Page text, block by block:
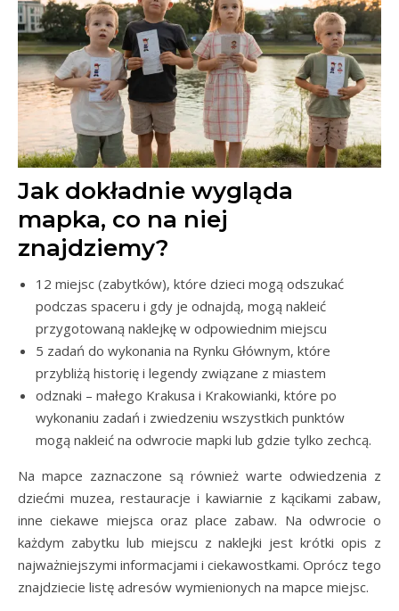
Jak dokładnie wygląda
mapka, co na niej
znajdziemy?
12 miejsc (zabytków), które dzieci mogą odszukać
podczas spaceru i gdy je odnajdą, mogą nakleić
przygotowaną naklejkę w odpowiednim miejscu
5 zadań do wykonania na Rynku Głównym, które
przybliżą historię i legendy związane z miastem
odznaki – małego Krakusa i Krakowianki, które po
wykonaniu zadań i zwiedzeniu wszystkich punktów
mogą nakleić na odwrocie mapki lub gdzie tylko zechcą.
Na mapce zaznaczone są również warte odwiedzenia z
dziećmi muzea, restauracje i kawiarnie z kącikami zabaw,
inne ciekawe miejsca oraz place zabaw. Na odwrocie o
każdym zabytku lub miejscu z naklejki jest krótki opis z
najważniejszymi informacjami i ciekawostkami. Oprócz tego
znajdziecie listę adresów wymienionych na mapce miejsc.